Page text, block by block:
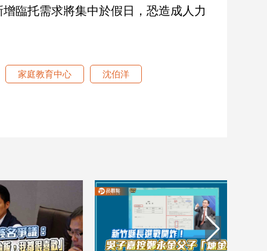
臨托需求將集中於假日，恐造成人力
家庭教育中心 沈伯洋